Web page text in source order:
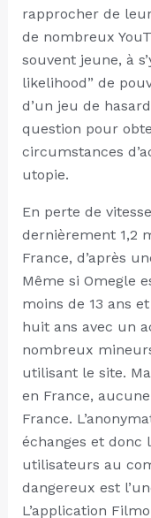
rapprocher de
de nombreux
souvent jeune, à
likelihood” de
d’un jeu de
question pour
circumstances
utopie.
En perte de
dernièrement 1,2
France, d’après
Même si Omegle
moins de 13 ans
huit ans avec un
nombreux
utilisant le site.
en France,
France.
échanges et
utilisateurs au
dangereux est
L’application